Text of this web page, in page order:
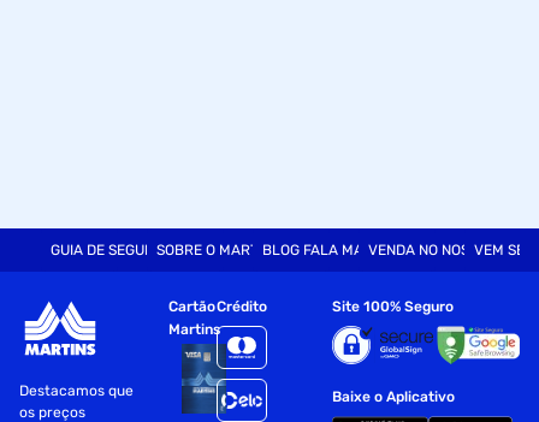
GUIA DE SEGURANÇASOBRE O MARTINSBLOG FALA MARTVENDA NO NOSSO SITE
VEM SER
Destacamos que
os preços
Cartão
Martins
Crédito Site 100% Seguro
Baixe o Aplicativo